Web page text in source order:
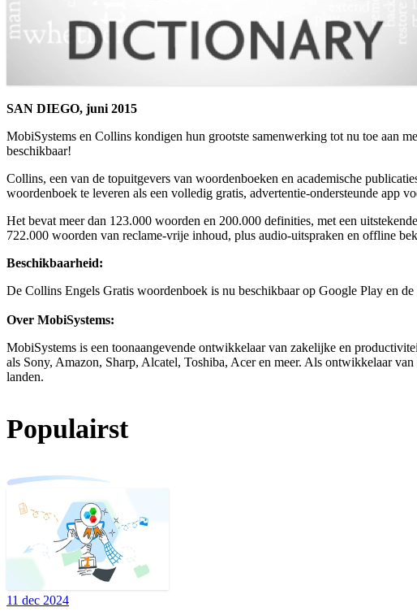
SAN DIEGO, juni 2015
MobiSystems en Collins kondigen hun grootste samenwerking tot nu toe aan
beschikbaar!
Collins, een van de topuitgevers van woordenboeken en academische
woordenboek te leveren als een volledig gratis, advertentie-ondersteunde app
Het bevat meer dan 123.000 woorden en 200.000 definities, met een
722.000 woorden van reclame-vrije inhoud, plus audio-uitspraken en offline
Beschikbaarheid:
De Collins Engels Gratis woordenboek is nu beschikbaar op Google Play en
Over MobiSystems:
MobiSystems is een toonaangevende ontwikkelaar van zakelijke en
als Sony, Amazon, Sharp, Alcatel, Toshiba, Acer en meer. Als ontwikkelaar
landen.
Populairst
11 dec 2024